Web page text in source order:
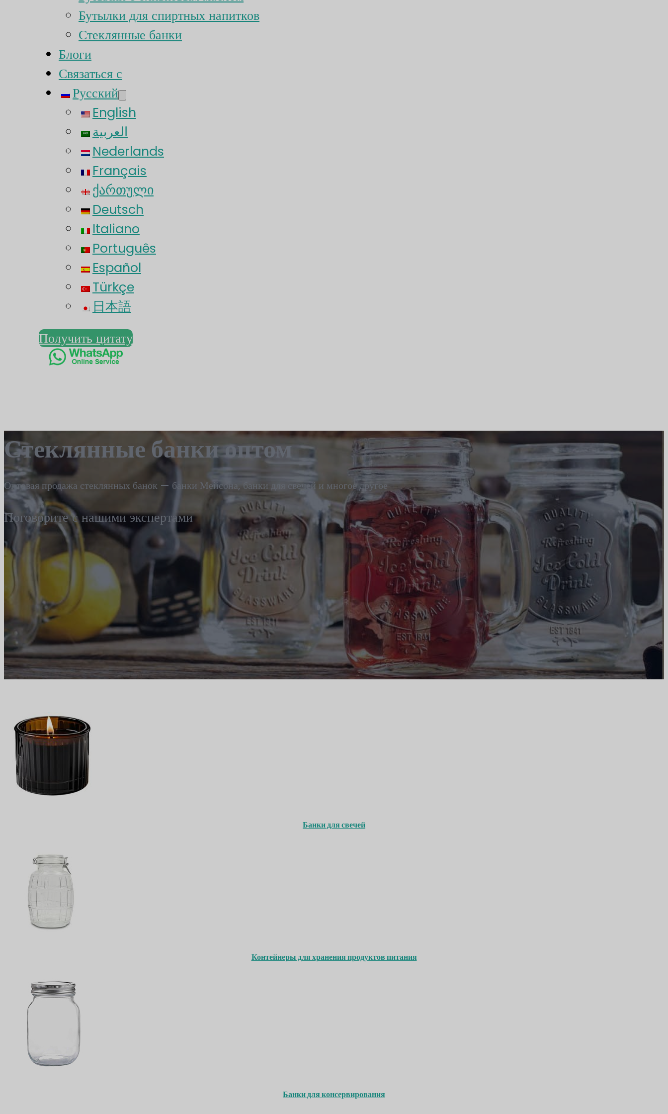
Бутылки для спиртных напитков
Стеклянные банки
Блоги
Связаться с
Русский
English
العربية
Nederlands
Français
ქართული
Deutsch
Italiano
Português
Español
Türkçe
日本語
Получить цитату
Стеклянные банки оптом
Оптовая продажа стеклянных банок — банки Мейсона, банки для свечей и многое другое
Поговорите с нашими экспертами
Банки для свечей
Контейнеры для хранения продуктов питания
Банки для консервирования